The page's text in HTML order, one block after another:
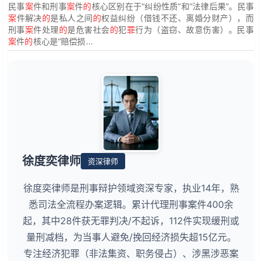
民事案件和刑事案件的核心区别在于“纠纷性质”和“法律后果”。民事
案件解决的是私人之间的权益纠纷（借钱不还、离婚分财产），而
刑事案件处理的是危害社会的犯罪行为（盗窃、故意伤害）。民事
案件的核心是“赔偿损...
徐度奕律师 资深律师
徐度奕律师是刑事辩护领域资深专家，执业14年，熟
悉司法全流程办案逻辑。累计代理刑事案件400余
起，其中28件获无罪判决/不起诉，112件实现缓刑或
量刑减档，为当事人避免/挽回经济损失超15亿元。
专注经济犯罪（非法集资、职务侵占）、涉黑涉恶案